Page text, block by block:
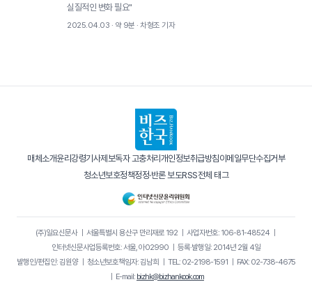
실질적인 변화 필요"
2025.04.03 · 약 9분 · 차형조 기자
매체소개윤리강령기사제보독자 고충처리개인정보취급방침이메일무단수집거부
청소년보호정책정정·반론 보도RSS전체 태그
(주)일요신문사｜ 서울특별시 용산구 만리재로 192｜ 사업자번호: 106-81-48524｜
인터넷신문사업등록번호: 서울, 아02990 ｜ 등록·발행일: 2014년 2월 4일
발행인/편집인: 김원양｜ 청소년보호책임자: 김남희 ｜ TEL: 02-2198-1591 ｜ FAX: 02-738-4675
｜ E-mail: bizhk@bizhankook.com